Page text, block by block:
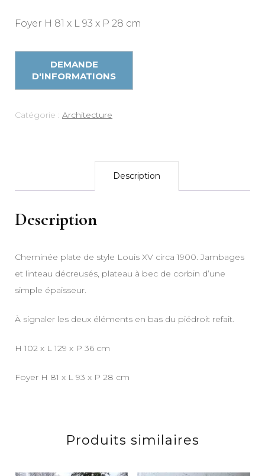
Foyer H 81 x L 93 x P 28 cm
Catégorie : Architecture
Description
Description
Cheminée plate de style Louis XV circa 1900. Jambages
et linteau décreusés, plateau à bec de corbin d’une
simple épaisseur.
À signaler les deux éléments en bas du piédroit refait.
H 102 x L 129 x P 36 cm
Foyer H 81 x L 93 x P 28 cm
Produits similaires